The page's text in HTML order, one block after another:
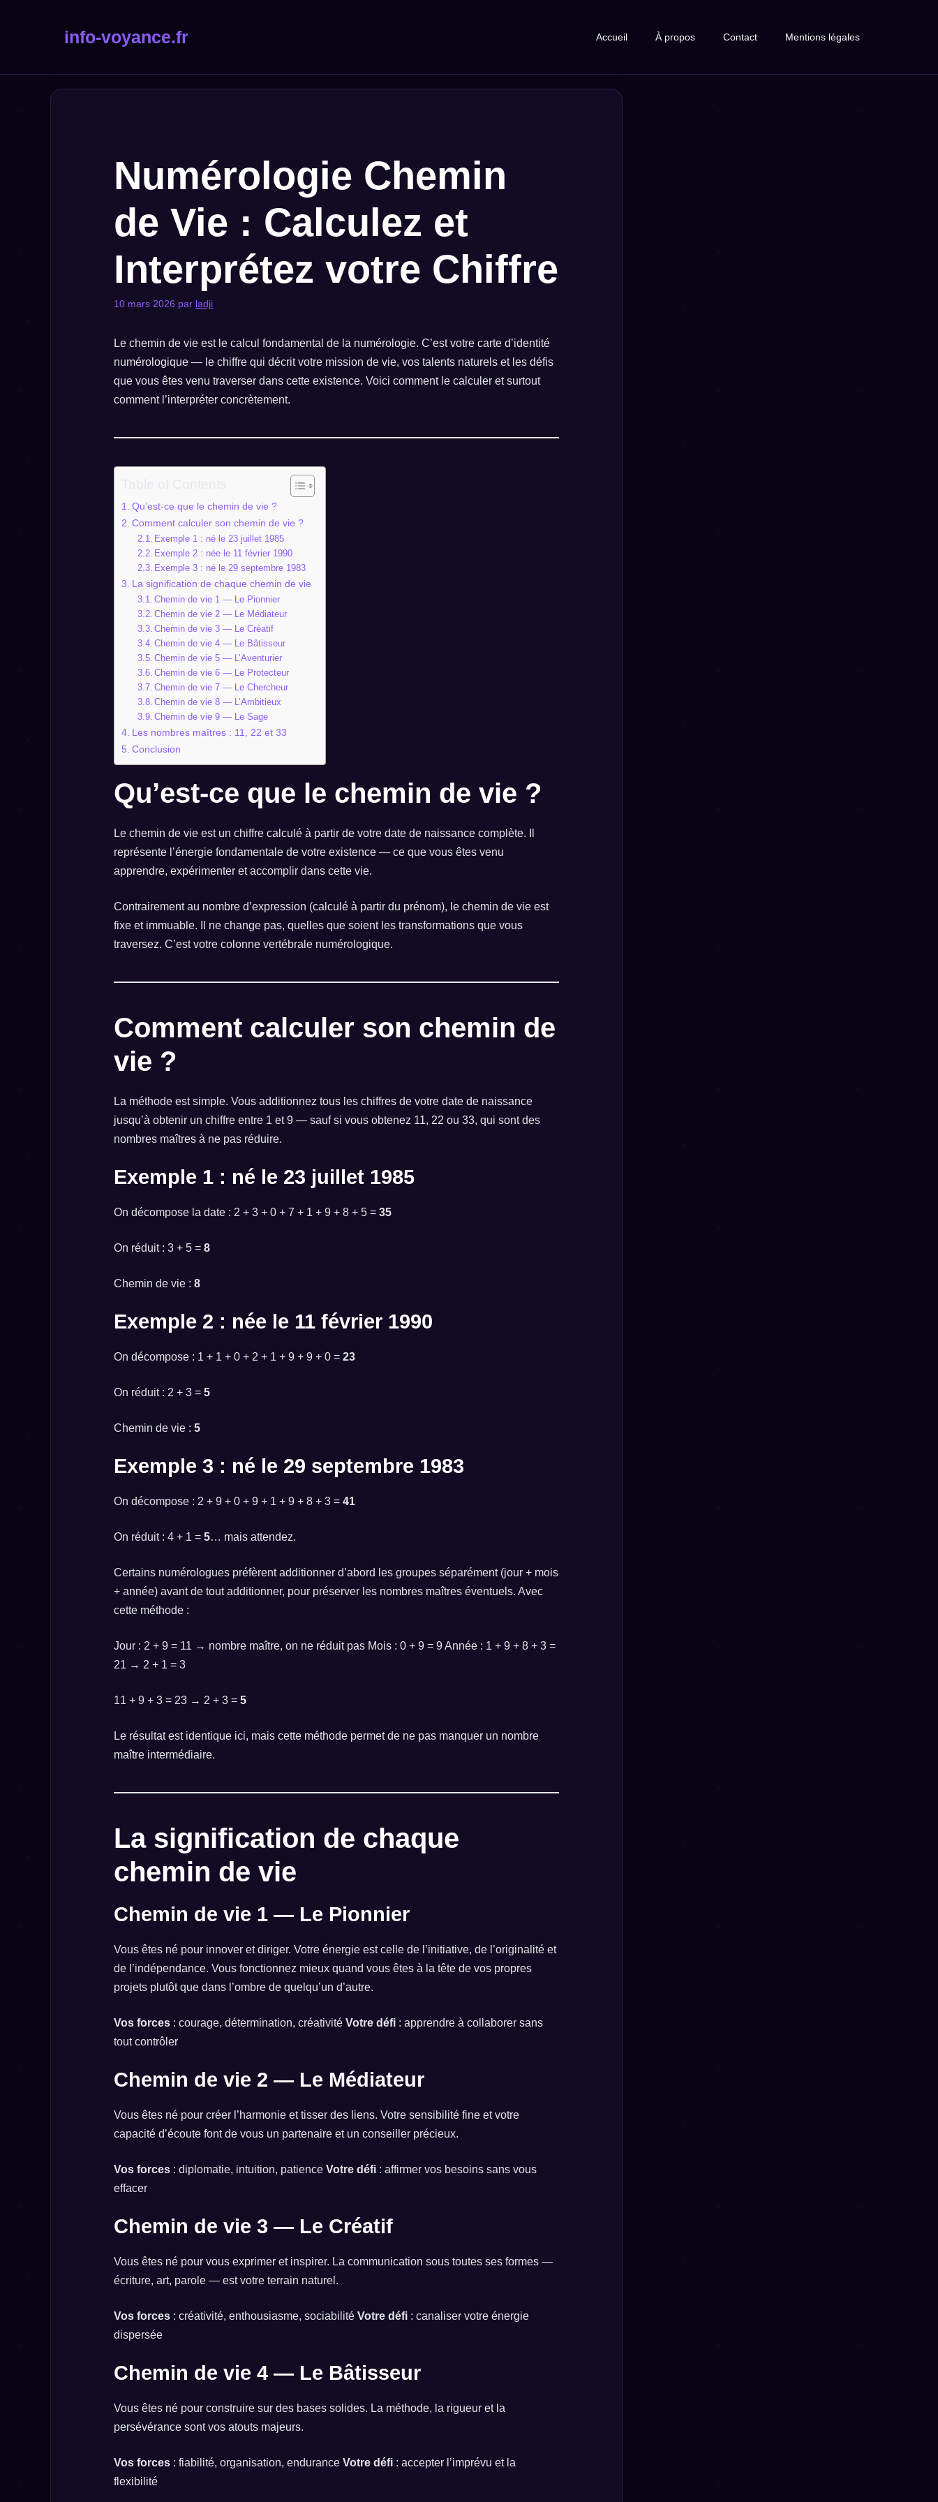
info-voyance.fr Accueil À propos Contact Mentions légales
Numérologie Chemin
de Vie : Calculez et
Interprétez votre Chiffre
10 mars 2026 par ladji
Le chemin de vie est le calcul fondamental de la numérologie. C’est votre carte d’identité
numérologique — le chiffre qui décrit votre mission de vie, vos talents naturels et les défis
que vous êtes venu traverser dans cette existence. Voici comment le calculer et surtout
comment l’interpréter concrètement.
Qu’est-ce que le chemin de vie ?
Comment calculer son chemin de vie ?
Exemple 1 : né le 23 juillet 1985
Exemple 2 : née le 11 février 1990
Exemple 3 : né le 29 septembre 1983
La signification de chaque chemin de vie
Chemin de vie 1 — Le Pionnier
Chemin de vie 2 — Le Médiateur
Chemin de vie 3 — Le Créatif
Chemin de vie 4 — Le Bâtisseur
Chemin de vie 5 — L’Aventurier
Chemin de vie 6 — Le Protecteur
Chemin de vie 7 — Le Chercheur
Chemin de vie 8 — L’Ambitieux
Chemin de vie 9 — Le Sage
Les nombres maîtres : 11, 22 et 33
Conclusion
Qu’est-ce que le chemin de vie ?
Le chemin de vie est un chiffre calculé à partir de votre date de naissance complète. Il
représente l’énergie fondamentale de votre existence — ce que vous êtes venu
apprendre, expérimenter et accomplir dans cette vie.
Contrairement au nombre d’expression (calculé à partir du prénom), le chemin de vie est
fixe et immuable. Il ne change pas, quelles que soient les transformations que vous
traversez. C’est votre colonne vertébrale numérologique.
Comment calculer son chemin de
vie ?
La méthode est simple. Vous additionnez tous les chiffres de votre date de naissance
jusqu’à obtenir un chiffre entre 1 et 9 — sauf si vous obtenez 11, 22 ou 33, qui sont des
nombres maîtres à ne pas réduire.
Exemple 1 : né le 23 juillet 1985
On décompose la date : 2 + 3 + 0 + 7 + 1 + 9 + 8 + 5 = 35
On réduit : 3 + 5 = 8
Chemin de vie : 8
Exemple 2 : née le 11 février 1990
On décompose : 1 + 1 + 0 + 2 + 1 + 9 + 9 + 0 = 23
On réduit : 2 + 3 = 5
Chemin de vie : 5
Exemple 3 : né le 29 septembre 1983
On décompose : 2 + 9 + 0 + 9 + 1 + 9 + 8 + 3 = 41
On réduit : 4 + 1 = 5… mais attendez.
Certains numérologues préfèrent additionner d’abord les groupes séparément (jour + mois
+ année) avant de tout additionner, pour préserver les nombres maîtres éventuels. Avec
cette méthode :
Jour : 2 + 9 = 11 → nombre maître, on ne réduit pas Mois : 0 + 9 = 9 Année : 1 + 9 + 8 + 3 =
21 → 2 + 1 = 3
11 + 9 + 3 = 23 → 2 + 3 = 5
Le résultat est identique ici, mais cette méthode permet de ne pas manquer un nombre
maître intermédiaire.
La signification de chaque
chemin de vie
Chemin de vie 1 — Le Pionnier
Vous êtes né pour innover et diriger. Votre énergie est celle de l’initiative, de l’originalité et
de l’indépendance. Vous fonctionnez mieux quand vous êtes à la tête de vos propres
projets plutôt que dans l’ombre de quelqu’un d’autre.
Vos forces : courage, détermination, créativité Votre défi : apprendre à collaborer sans
tout contrôler
Chemin de vie 2 — Le Médiateur
Vous êtes né pour créer l’harmonie et tisser des liens. Votre sensibilité fine et votre
capacité d’écoute font de vous un partenaire et un conseiller précieux.
Vos forces : diplomatie, intuition, patience Votre défi : affirmer vos besoins sans vous
effacer
Chemin de vie 3 — Le Créatif
Vous êtes né pour vous exprimer et inspirer. La communication sous toutes ses formes —
écriture, art, parole — est votre terrain naturel.
Vos forces : créativité, enthousiasme, sociabilité Votre défi : canaliser votre énergie
dispersée
Chemin de vie 4 — Le Bâtisseur
Vous êtes né pour construire sur des bases solides. La méthode, la rigueur et la
persévérance sont vos atouts majeurs.
Vos forces : fiabilité, organisation, endurance Votre défi : accepter l’imprévu et la
flexibilité